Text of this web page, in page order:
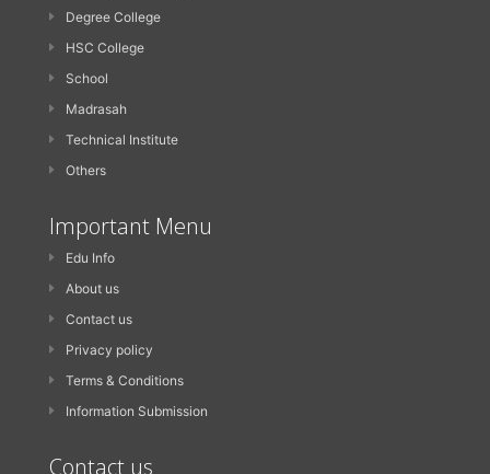
Degree College
HSC College
School
Madrasah
Technical Institute
Others
Important Menu
Edu Info
About us
Contact us
Privacy policy
Terms & Conditions
Information Submission
Contact us